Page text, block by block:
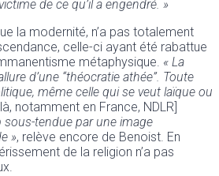
de ce qu’il a engendré. »
la modernité, n’a pas totalement
celle-ci ayant été rabattue
métaphysique. « La
d’une “théocratie athée”. Toute
même celle qui se veut laïque ou
notamment en France, NDLR]
tendue par une image
», relève encore de Benoist. En
de la religion n’a pas